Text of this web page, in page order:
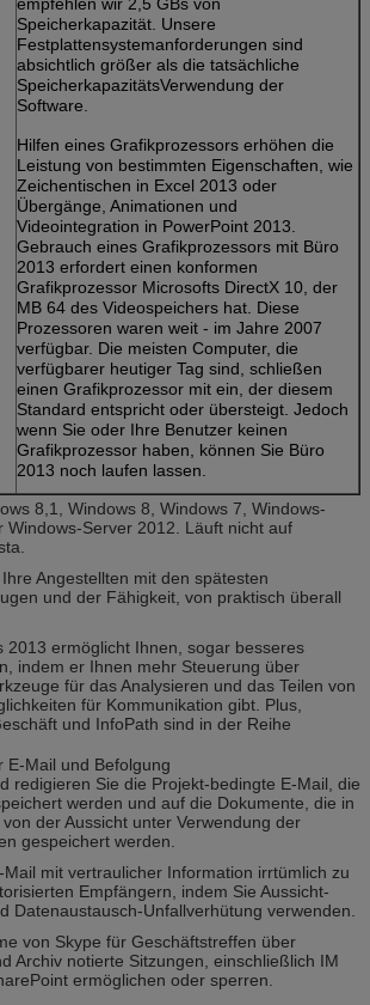
Speicherkapazität. Unsere
Festplattensystemanforderungen sind
absichtlich größer als die tatsächliche
SpeicherkapazitätsVerwendung der
Software.
Hilfen eines Grafikprozessors erhöhen die
Leistung von bestimmten Eigenschaften, wie
Zeichentischen in Excel 2013 oder
Übergänge, Animationen und
Videointegration in PowerPoint 2013.
Gebrauch eines Grafikprozessors mit Büro
2013 erfordert einen konformen
Grafikprozessor Microsofts DirectX 10, der
MB 64 des Videospeichers hat. Diese
Prozessoren waren weit - im Jahre 2007
verfügbar. Die meisten Computer, die
verfügbarer heutiger Tag sind, schließen
einen Grafikprozessor mit ein, der diesem
Standard entspricht oder übersteigt. Jedoch
wenn Sie oder Ihre Benutzer keinen
Grafikprozessor haben, können Sie Büro
2013 noch laufen lassen.
8,1, Windows 8, Windows 7, Windows-
Windows-Server 2012. Läuft nicht auf
Angestellten mit den spätesten
und der Fähigkeit, von praktisch überall
2013 ermöglicht Ihnen, sogar besseres
indem er Ihnen mehr Steuerung über
für das Analysieren und das Teilen von
für Kommunikation gibt. Plus,
und InfoPath sind in der Reihe
E-Mail und Befolgung
redigieren Sie die Projekt-bedingte E-Mail, die
werden und auf die Dokumente, die in
der Aussicht unter Verwendung der
gespeichert werden.
Mail mit vertraulicher Information irrtümlich zu
Empfängern, indem Sie Aussicht-
Datenaustausch-Unfallverhütung verwenden.
von Skype für Geschäftstreffen über
Archiv notierte Sitzungen, einschließlich IM
ermöglichen oder sperren.